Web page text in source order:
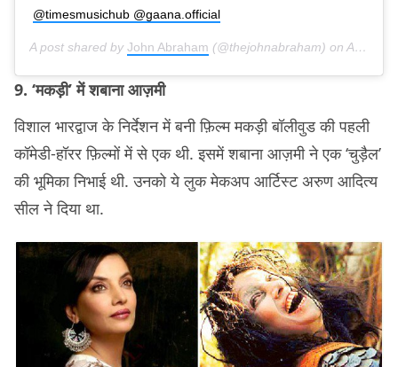
@timesmusichub @gaana.official
A post shared by John Abraham (@thejohnabraham) on Apr 1, 2019 at 4:58am PDT
9. ‘मकड़ी’ में शबाना आज़मी
विशाल भारद्वाज के निर्देशन में बनी फ़िल्म मकड़ी बॉलीवुड की पहली
कॉमेडी-हॉरर फ़िल्मों में से एक थी. इसमें शबाना आज़मी ने एक ‘चुड़ैल’
की भूमिका निभाई थी. उनको ये लुक मेकअप आर्टिस्ट अरुण आदित्य
सील ने दिया था.